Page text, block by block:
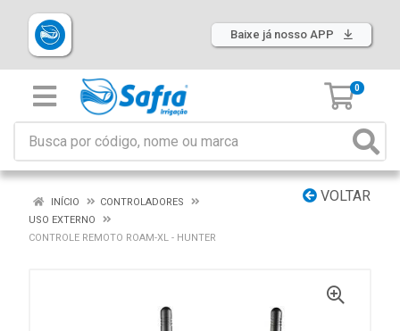
Baixe já nosso APP
0
VOLTAR
INÍCIO
CONTROLADORES
USO EXTERNO
CONTROLE REMOTO ROAM-XL - HUNTER